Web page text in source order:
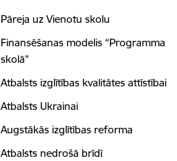
Pāreja uz Vienotu skolu
Finansēšanas modelis “Programma
skolā”
Atbalsts izglītības kvalitātes attīstībai
Atbalsts Ukrainai
Augstākās izglītības reforma
Atbalsts nedrošā brīdī